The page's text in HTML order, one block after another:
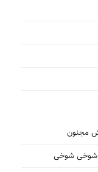
مجنون
شوخی شوخی